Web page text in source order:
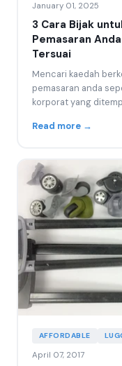
January 01, 2025
3 Cara Bijak
Pemasaran
Tersuai
Mencari kaedah
pemasaran anda
korporat yang
Read more →
AFFORDABLE
April 07, 2017